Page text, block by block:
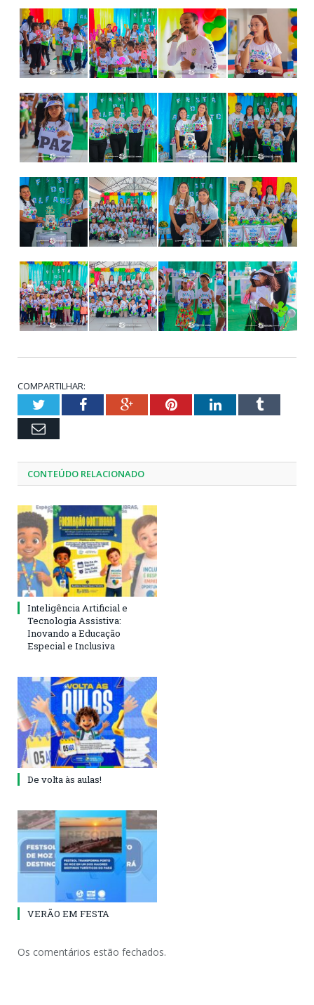
COMPARTILHAR:
TwitterFacebookGoogle+PinterestLinkedInTumblr
Email
CONTEÚDO RELACIONADO
Inteligência Artificial e
Tecnologia Assistiva:
Inovando a Educação
Especial e Inclusiva
De volta às aulas!
VERÃO EM FESTA
Os comentários estão fechados.